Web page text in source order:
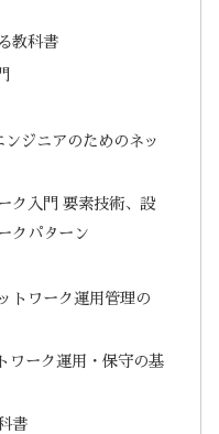
教科書
ジニアのためのネッ
ク入門 要素技術、設
クパターン
トワーク運用管理の
ワーク運用・保守の基
書